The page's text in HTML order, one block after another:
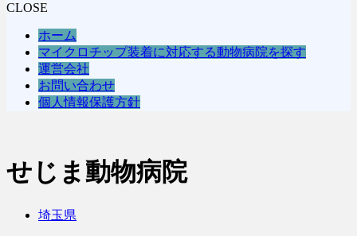
CLOSE
ホーム
マイクロチップ装着に対応する動物病院を探す
運営会社
お問い合わせ
個人情報保護方針
せじま動物病院
埼玉県